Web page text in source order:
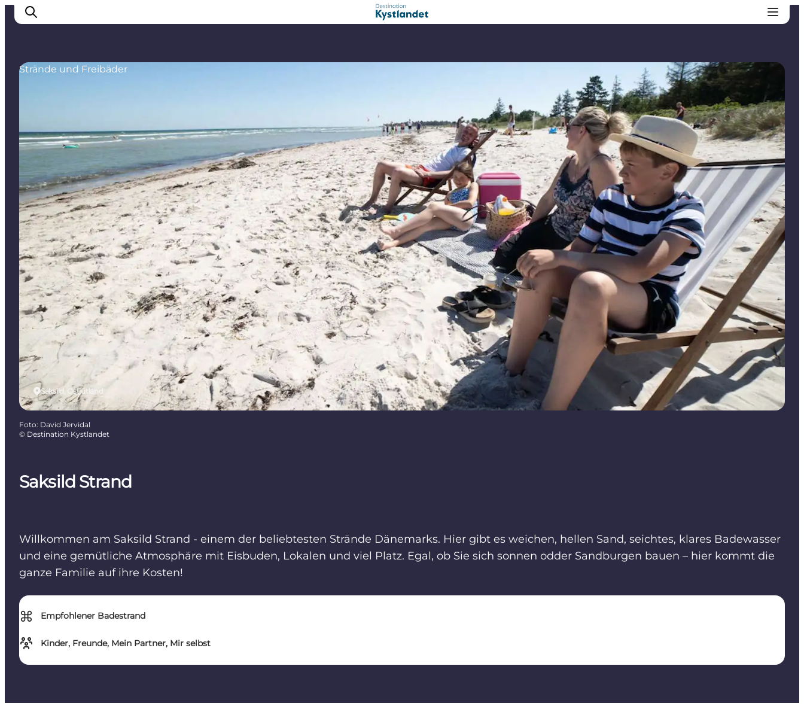
Unterkünfte
Camping
Saksild Strand
Willkommen am Saksild Strand - einem der beliebtesten Strände Dänemarks. Hier gibt es weichen, hellen Sand, seichtes, klares Badewasser
und eine gemütliche Atmosphäre mit Eisbuden, Lokalen und viel Platz. Egal, ob Sie sich sonnen odder Sandburgen bauen – hier kommt die
ganze Familie auf ihre Kosten!
⌘ Empfohlener Badestrand
Kinder, Freunde, Mein Partner, Mir selbst
Saksild, Ostjütland
Strände und Freibäder
Foto: David Jervidal
© Destination Kystlandet